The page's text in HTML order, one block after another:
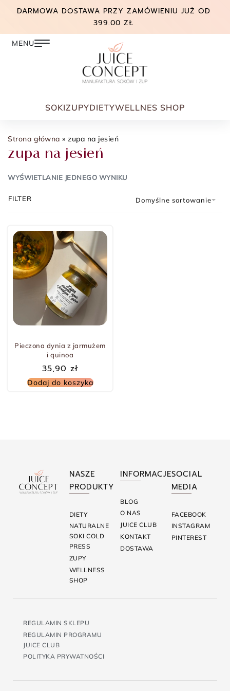
DARMOWA DOSTAWA PRZY ZAMÓWIENIU JUŻ OD
399.00 ZŁ
SOKIZUPYDIETYWELLNES SHOP
Strona główna » zupa na jesień
zupa na jesień
WYŚWIETLANIE JEDNEGO WYNIKU
Domyślne sortowanie
FILTER
Pieczona dynia z jarmużem
i quinoa
35,90 zł
Dodaj do koszyka
NASZE
PRODUKTY
DIETY
NATURALNE
SOKI COLD
PRESS
ZUPY
WELLNESS
SHOP
INFORMACJE
BLOG
O NAS
JUICE CLUB
KONTAKT
DOSTAWA
SOCIAL
MEDIA
FACEBOOK
INSTAGRAM
PINTEREST
REGULAMIN SKLEPU
REGULAMIN PROGRAMU
JUICE CLUB
POLITYKA PRYWATNOŚCI